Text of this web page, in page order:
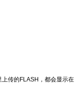
上传的FLASH，都会显示在